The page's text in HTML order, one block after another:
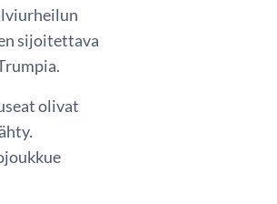
sijoitettava
olivat